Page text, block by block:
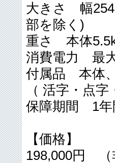
大きさ 幅
部を除く)
重さ 本体
消費電力 最
付属品 本体
（ 活字・点
保障期間 1年
【価格】
198,000円 （